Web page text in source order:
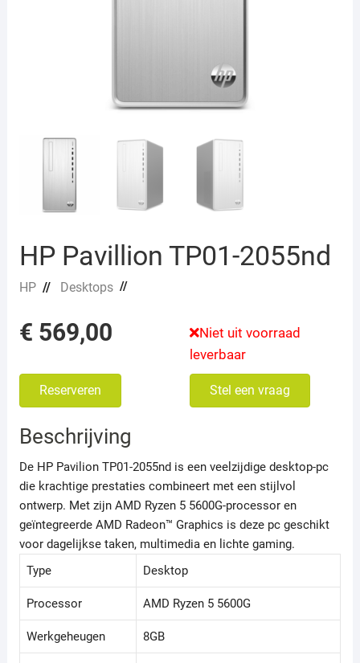
HP Pavillion TP01-2055nd
HP// Desktops//
€ 569,00
Niet uit voorraad
leverbaar
Reserveren Stel een vraag
Beschrijving
De HP Pavilion TP01-2055nd is een veelzijdige desktop-pc
die krachtige prestaties combineert met een stijlvol
ontwerp. Met zijn AMD Ryzen 5 5600G-processor en
geïntegreerde AMD Radeon™ Graphics is deze pc geschikt
voor dagelijkse taken, multimedia en lichte gaming.
Type
Desktop
Processor AMD Ryzen 5 5600G
Werkgeheugen 8GB